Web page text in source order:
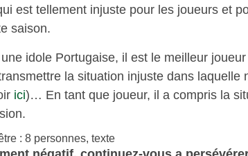
est tellement injuste pour les joueurs et
saison.
idole Portugaise, il est le meilleur
la situation injuste dans laquelle
ici)… En tant que joueur, il a compris la